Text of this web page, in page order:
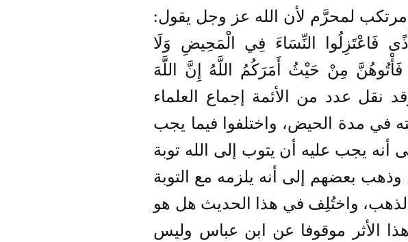
مرتكب لمحرَّم لأن الله عز وجل يقول:
النِّسَاءَ فِي الْمَحِيضِ وَلَا
مِنْ حَيْثُ أَمَرَكُمُ اللَّهُ إِنَّ اللَّهَ
نقل عدد من الأئمة إجماع العلماء
في مدة الحيض، واختلفوا فيما يجب
يجب عليه أن يتوب إلى الله توبة
بعضهم إلى أنه يلزمه مع التوبة
واختُلِف في هذا الحديث هل هو
الأثر موقوفا عن ابن عباس وليس